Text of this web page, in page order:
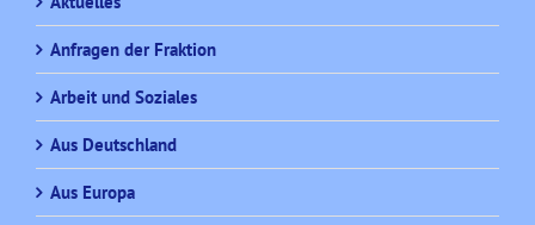
Anfragen der Fraktion
Arbeit und Soziales
Aus Deutschland
Aus Europa